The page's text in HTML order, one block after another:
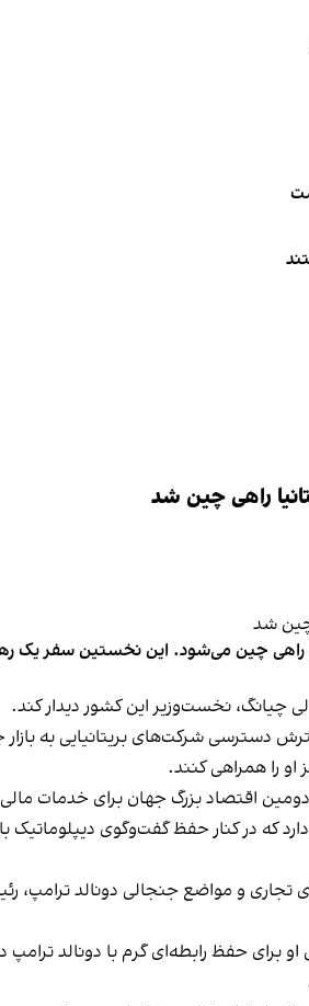
راهی چین شد
چیانگ، نخست‌وزیر این کشور دیدار کند.
دسترسی شرکت‌های بریتانیایی به
او را همراهی کنند.
اقتصاد بزرگ جهان برای خدمات
دارد که در کنار حفظ گفت‌وگوی
و مواضع جنجالی دونالد ترامپ،
برای حفظ رابطه‌ای گرم با دونالد